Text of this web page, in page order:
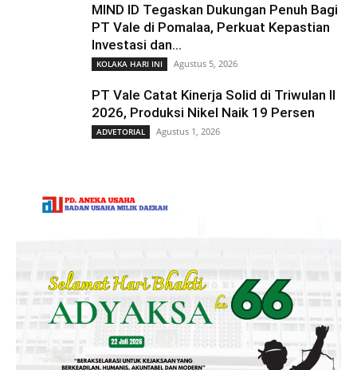
MIND ID Tegaskan Dukungan Penuh Bagi
PT Vale di Pomalaa, Perkuat Kepastian
Investasi dan...
KOLAKA HARI INI Agustus 5, 2026
PT Vale Catat Kinerja Solid di Triwulan II
2026, Produksi Nikel Naik 19 Persen
ADVETORIAL Agustus 1, 2026